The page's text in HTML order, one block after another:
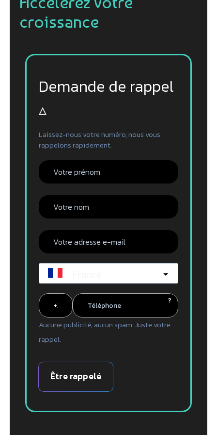
croissance
Demande de rappel
▵
Laissez-nous votre numéro, nous vous
rappelons rapidement.
?
Aucune publicité, aucun spam. Juste votre
rappel.
Être rappelé